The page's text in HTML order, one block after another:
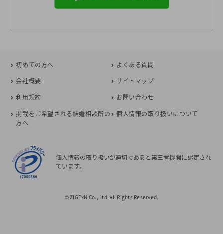
初めての方へ
よくある質問
会社概要
サイトマップ
利用規約
お問い合わせ
掲載をご希望される結婚相談所の
方へ
個人情報の取り扱いについて
個人情報の取り扱いが適切であると第三者機関に認定され
ています。
© ZIGExN Co., Ltd. All Rights Reserved.